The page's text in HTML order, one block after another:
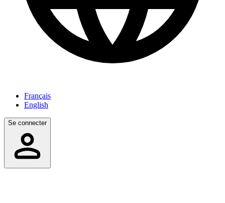
Français
English
Se connecter